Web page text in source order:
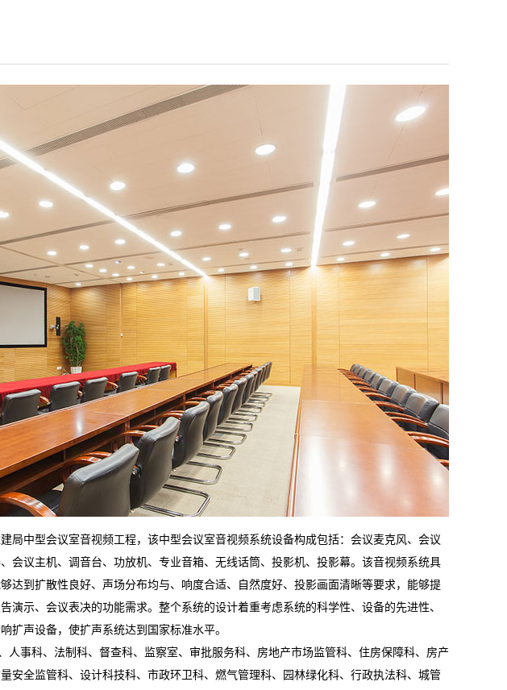
中型会议室音视频工程，该中型会议室音视频系统设备构成包括：会议麦克风、会议
会议主机、调音台、功放机、专业音箱、无线话筒、投影机、投影幕。该音视频系统具
达到扩散性良好、声场分布均与、响度合适、自然度好、投影画面清晰等要求，能够提
演示、会议表决的功能需求。整个系统的设计着重考虑系统的科学性、设备的先进性、
扩声设备，使扩声系统达到国家标准水平。
事科、法制科、督查科、监察室、审批服务科、房地产市场监管科、住房保障科、房产
安全监管科、设计科技科、市政环卫科、燃气管理科、园林绿化科、行政执法科、城管